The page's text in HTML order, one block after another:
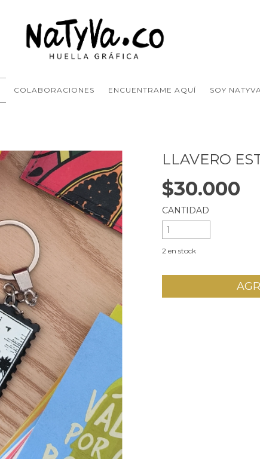
COLABORACIONES ENCUENTRAME AQUÍ SOY
LLAVERO
$30.000
CANTIDAD
2 en stock